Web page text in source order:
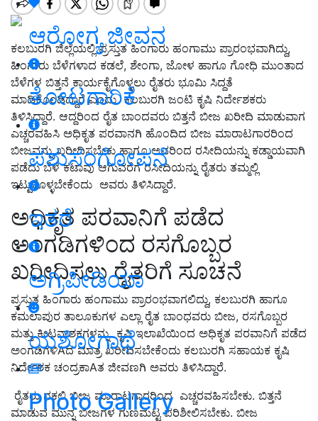
ಆರೋಗ್ಯ ಜೀವನ
ತೋಟಗಾರಿಕೆ
ಪಶುಸಂಗೋಪನೆ
ಇತರೆ
ಅಗ್ರಿಪೀಡಿಯಾ
ಯಶೋಗಾಥೆ
Photo Gallery
ಕಲಬುರಗಿ ಜಿಲ್ಲೆಯಲ್ಲಿ ಪ್ರಸ್ತುತ ಹಿಂಗಾರು ಹಂಗಾಮು ಪ್ರಾರಂಭವಾಗಿದ್ದು,
ಹಿಂಗಾರು ಬೆಳೆಗಳಾದ ಕಡಲೆ, ಶೇಂಗಾ, ಜೋಳ ಹಾಗೂ ಗೋಧಿ ಮುಂತಾದ
ಬೆಳೆಗಳ ಬಿತ್ತನೆ ಕಾರ್ಯಕೈಗೊಳ್ಳಲು ರೈತರು ಭೂಮಿ ಸಿದ್ದತೆ
ಮಾಡಿಕೊಂಡಿದ್ದಾರೆ ಎಂದು ಕಲಬುರಗಿ ಜಂಟಿ ಕೃಷಿ ನಿರ್ದೇಶಕರು
ತಿಳಿಸಿದ್ದಾರೆ. ಆದ್ದರಿಂದ ರೈತ ಬಾಂದವರು ಬಿತ್ತನೆ ಬೀಜ ಖರೀದಿ ಮಾಡುವಾಗ
ಎಚ್ಚರವಹಿಸಿ ಅಧಿಕೃತ ಪರವಾನಗಿ ಹೊಂದಿದ ಬೀಜ ಮಾರಾಟಗಾರರಿಂದ
ಬೀಜವನ್ನು ಖರೀದಿಸಬೇಕು ಹಾಗೂ ಅವರಿಂದ ರಸೀದಿಯನ್ನು ಕಡ್ಡಾಯವಾಗಿ
ಪಡೆದು ಬೆಳೆ ಕಟಾವು ಆಗುವರೆಗೆ ರಸೀದಿಯನ್ನು ರೈತರು ತಮ್ಮಲ್ಲಿ
ಇಟ್ಟುಕೊಳ್ಳಬೇಕೆಂದು ಅವರು ತಿಳಿಸಿದ್ದಾರೆ.
ಅಧಿಕೃತ ಪರವಾನಿಗೆ ಪಡೆದ
ಅಂಗಡಿಗಳಿಂದ ರಸಗೊಬ್ಬರ
ಖರೀದಿಸಲು ರೈತರಿಗೆ ಸೂಚನೆ
ಪ್ರಸ್ತುತ ಹಿಂಗಾರು ಹಂಗಾಮು ಪ್ರಾರಂಭವಾಗಲಿದ್ದು, ಕಲಬುರಗಿ ಹಾಗೂ
ಕಮಲಾಪುರ ತಾಲೂಕುಗಳ ಎಲ್ಲಾ ರೈತ ಬಾಂಧವರು ಬೀಜ, ರಸಗೊಬ್ಬರ
ಮತ್ತು ಕೀಟನಾಶಕಗಳನ್ನು ಕೃಷಿ ಇಲಾಖೆಯಿಂದ ಅಧಿಕೃತ ಪರವಾನಿಗೆ ಪಡೆದ
ಅಂಗಡಿಗಳಿAದ ಮಾತ್ರ ಖರೀದಿಸಬೇಕೆಂದು ಕಲಬುರಗಿ ಸಹಾಯಕ ಕೃಷಿ
ನಿರ್ದೇಶಕ ಚಂದ್ರಕಾAತ ಜೀವಣಗಿ ಅವರು ತಿಳಿಸಿದ್ದಾರೆ.
ರೈತರು ನಕಲಿ ಬೀಜ ಮಾರಾಟಗಾರರಿಂದ ಎಚ್ಚರವಹಿಸಬೇಕು. ಬಿತ್ತನೆ
ಮಾಡುವ ಮುನ್ನ ಬೀಜಗಳ ಗುಣಮಟ್ಟ ಪರಿಶೀಲಿಸಬೇಕು. ಬೀಜ